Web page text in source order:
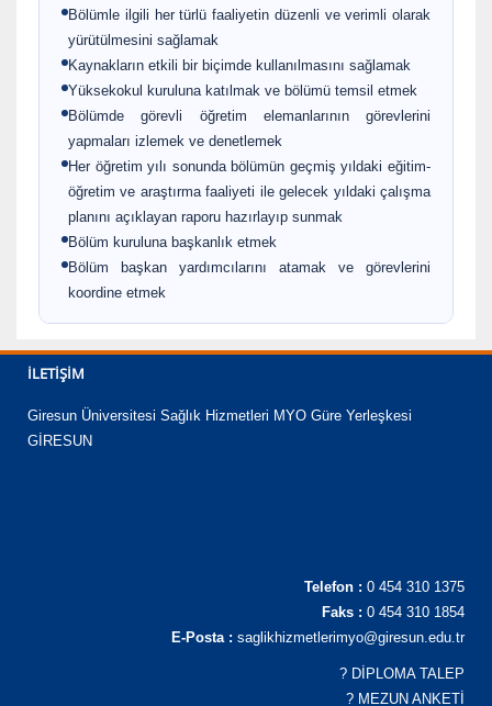
Bölümle ilgili her türlü faaliyetin düzenli ve verimli olarak
yürütülmesini sağlamak
Kaynakların etkili bir biçimde kullanılmasını sağlamak
Yüksekokul kuruluna katılmak ve bölümü temsil etmek
Bölümde görevli öğretim elemanlarının görevlerini
yapmaları izlemek ve denetlemek
Her öğretim yılı sonunda bölümün geçmiş yıldaki eğitim-
öğretim ve araştırma faaliyeti ile gelecek yıldaki çalışma
planını açıklayan raporu hazırlayıp sunmak
Bölüm kuruluna başkanlık etmek
Bölüm başkan yardımcılarını atamak ve görevlerini
koordine etmek
İLETIŞIM
Giresun Üniversitesi Sağlık Hizmetleri MYO Güre Yerleşkesi
GİRESUN
Telefon : 0 454 310 1375
Faks : 0 454 310 1854
E-Posta : saglikhizmetlerimyo@giresun.edu.tr
? DİPLOMA TALEP
? MEZUN ANKETİ